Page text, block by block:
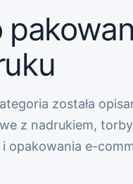
została
z nadrukiem,
opakowania e-